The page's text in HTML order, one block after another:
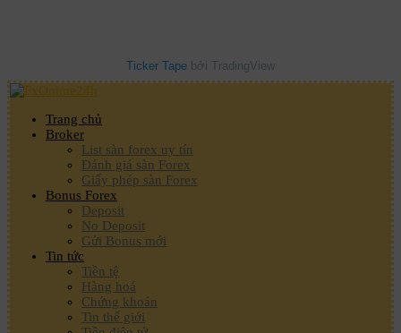
Ticker Tape bởi TradingView
Trang chủ
Broker
List sàn forex uy tín
Đánh giá sàn Forex
Giấy phép sàn Forex
Bonus Forex
Deposit
No Deposit
Gửi Bonus mới
Tin tức
Tiền tệ
Hàng hoá
Chứng khoán
Tin thế giới